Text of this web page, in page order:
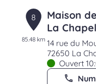
8
85.48 km
Maison
La
14 rue du
72650 La
Ouvert